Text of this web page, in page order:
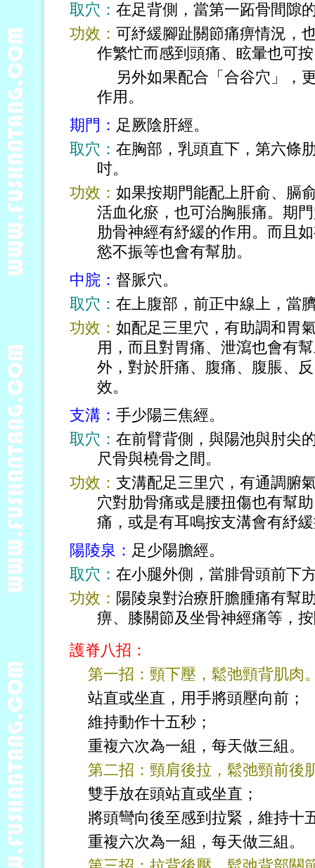
取穴： 在足背側，當第一跖骨間隙
功效： 可紓緩腳趾關節痛痹情況，
作繁忙而感到頭痛、眩暈也可
另外如果配合「合谷穴」，更
作用。
期門： 足厥陰肝經。
取穴： 在胸部，乳頭直下，第六條
吋。
功效： 如果按期門能配上肝俞、膈
活血化瘀，也可治胸脹痛。期
肋骨神經有紓緩的作用。而且
慾不振等也會有幫肋。
中脘： 督脈穴。
取穴： 在上腹部，前正中線上，當
功效： 如配足三里穴，有助調和胃
用，而且對胃痛、泄瀉也會有
外，對於肝痛、腹痛、腹脹、
效。
支溝： 手少陽三焦經。
取穴： 在前臂背側，與陽池與肘尖
尺骨與橈骨之間。
功效： 支溝配足三里穴，有通調腑
穴對肋骨痛或是腰扭傷也有幫
痛，或是有耳鳴按支溝會有紓
陽陵泉： 足少陽膽經。
取穴： 在小腿外側，當腓骨頭前下
功效： 陽陵泉對治療肝膽腫痛有幫
痹、膝關節及坐骨神經痛等，
護脊八招：
第一招：頸下壓，鬆弛頸背肌肉
站直或坐直，用手將頭壓向前；
維持動作十五秒；
重複六次為一組，每天做三組。
第二招：頸肩後拉，鬆弛頸前後
雙手放在頭站直或坐直；
將頭彎向後至感到拉緊，維持十
重複六次為一組，每天做三組。